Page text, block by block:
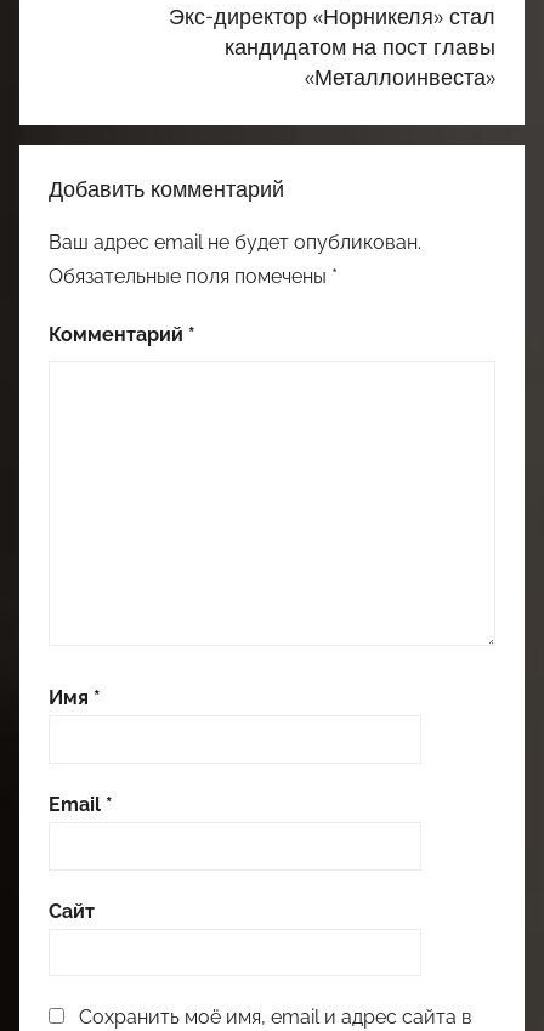
Экс-директор «Норникеля» стал
кандидатом на пост главы
«Металлоинвеста»
Добавить комментарий
Ваш адрес email не будет опубликован.
Обязательные поля помечены *
Комментарий *
Имя *
Email *
Сайт
Сохранить моё имя, email и адрес сайта в